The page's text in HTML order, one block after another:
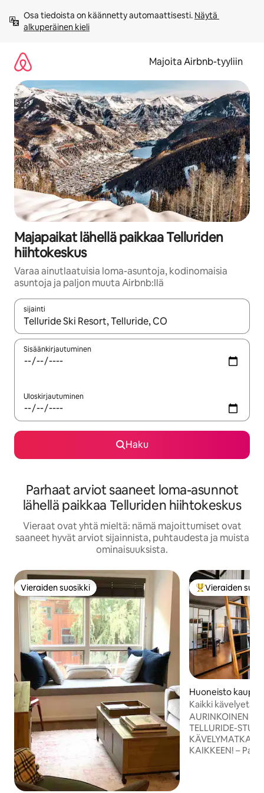
sisältö
väliin
Osa tiedoista on käännetty automaattisesti. Näytä
alkuperäinen kieli
Majoita Airbnb-tyyliin
Majapaikat lähellä paikkaa Telluriden
hiihtokeskus
Varaa ainutlaatuisia loma-asuntoja, kodinomaisia
asuntoja ja paljon muuta Airbnb:llä
sijainti
Kun tulokset ovat saatavilla, navigoi ylös- ja alas-
Sisäänkirjautuminen
Uloskirjautuminen
Haku
Parhaat arviot saaneet loma-asunnot
lähellä paikkaa Telluriden hiihtokeskus
Vieraat ovat yhtä mieltä: nämä majoittumiset ovat
saaneet hyvät arviot sijainnista, puhtaudesta ja muista
ominaisuuksista.
Vieraiden suosikki
Vieraiden suosikki Vieraiden
Vieraiden
Huoneisto
uride
Kaikki
keittiö, poreallas,
AURINKOINEN
TELLURIDE-
KÄVELYMATKA
KAIKKEEN! – Paras paikka Telluridessa –